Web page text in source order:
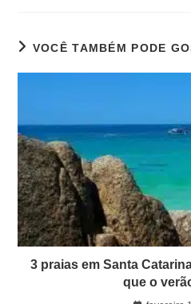
VOCÊ TAMBÉM PODE
3 praias em Santa
que o